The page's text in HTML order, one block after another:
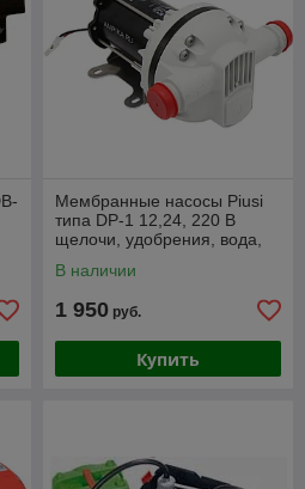
Мембранные насосы Piusi
типа DP-1 12,24, 220 В
щелочи, удобрения, вода,
В наличии
1 950 руб.
Купить